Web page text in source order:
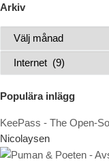
Arkiv
Populära inlägg
KeePass - The Open-
Nicolaysen